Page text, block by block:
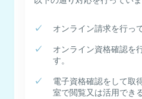
オンライン請求を行っ
オンライン資格確認を
す。
電子資格確認をして取
室で閲覧又は活用でき